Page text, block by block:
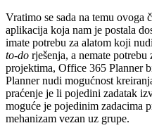
Vratimo se sada na temu ovoga
aplikacija koja nam je postala
imate potrebu za alatom koji
to-do rješenja, a nemate
projektima, Office 365 Planner
Planner nudi mogućnost
praćenje je li pojedini zadatak
moguće je pojedinim zadacima
mehanizam vezan uz grupe.